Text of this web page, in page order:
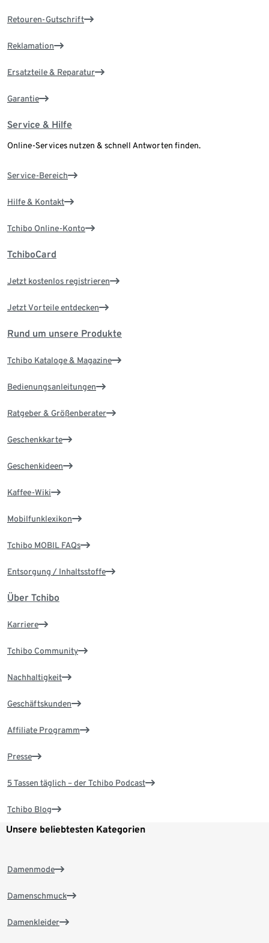
Retouren-Gutschrift
Reklamation
Ersatzteile & Reparatur
Garantie
Service & Hilfe
Online-Services nutzen & schnell Antworten finden.
Service-Bereich
Hilfe & Kontakt
Tchibo Online-Konto
TchiboCard
Jetzt kostenlos registrieren
Jetzt Vorteile entdecken
Rund um unsere Produkte
Tchibo Kataloge & Magazine
Bedienungsanleitungen
Ratgeber & Größenberater
Geschenkkarte
Geschenkideen
Kaffee-Wiki
Mobilfunklexikon
Tchibo MOBIL FAQs
Entsorgung / Inhaltsstoffe
Über Tchibo
Karriere
Tchibo Community
Nachhaltigkeit
Geschäftskunden
Affiliate Programm
Presse
5 Tassen täglich – der Tchibo Podcast
Tchibo Blog
Unsere beliebtesten Kategorien
Damenmode
Damenschmuck
Damenkleider